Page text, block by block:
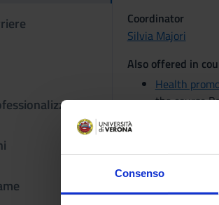
Consenso
Coordinator
Silvia Majori
Also offered in
Health
the course
The teaching is